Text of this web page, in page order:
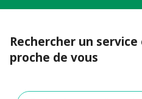
Rechercher un
proche de vous
Veuillez